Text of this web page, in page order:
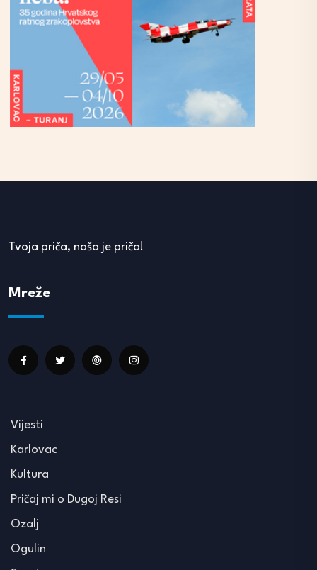
Tvoja priča, naša je priča!
Mreže
Vijesti
Karlovac
Kultura
Pričaj mi o Dugoj Resi
Ozalj
Ogulin